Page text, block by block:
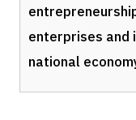
enterprises and
national